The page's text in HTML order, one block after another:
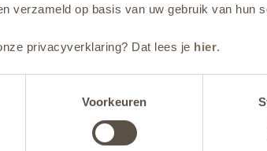
verzameld op basis van uw gebruik van hun
privacyverklaring? Dat lees je hier.
Voorkeuren